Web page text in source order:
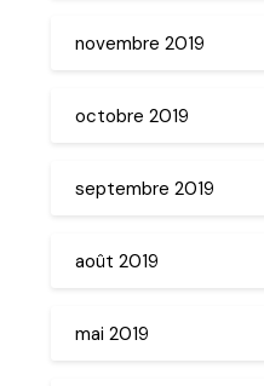
novembre 2019
octobre 2019
septembre 2019
août 2019
mai 2019